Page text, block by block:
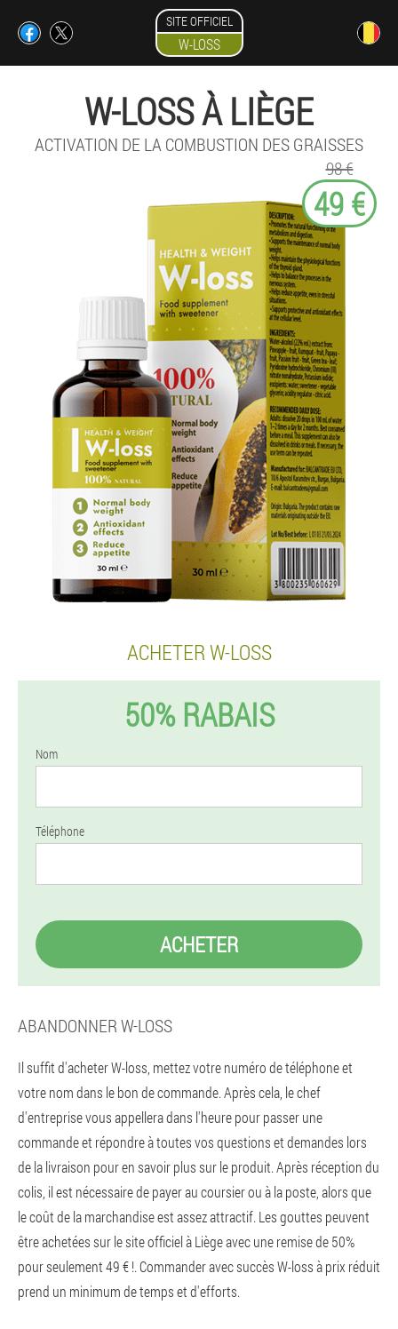
SITE OFFICIEL
W-LOSS
W-LOSS À LIÈGE
ACTIVATION DE LA COMBUSTION DES GRAISSES
98 €
49 €
ACHETER W-LOSS
50% RABAIS
Nom
Téléphone
ACHETER
ABANDONNER W-LOSS
Il suffit d'acheter W-loss, mettez votre numéro de téléphone et
votre nom dans le bon de commande. Après cela, le chef
d'entreprise vous appellera dans l'heure pour passer une
commande et répondre à toutes vos questions et demandes lors
de la livraison pour en savoir plus sur le produit. Après réception du
colis, il est nécessaire de payer au coursier ou à la poste, alors que
le coût de la marchandise est assez attractif. Les gouttes peuvent
être achetées sur le site officiel à Liège avec une remise de 50%
pour seulement 49 € !. Commander avec succès W-loss à prix réduit
prend un minimum de temps et d'efforts.